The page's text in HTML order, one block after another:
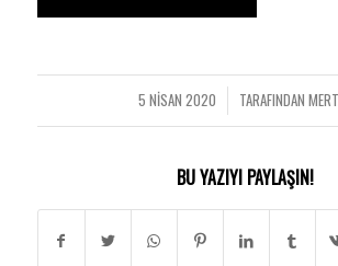
5 NISAN 2020
/ TARAFINDAN
BU YAZIYI PAYLAŞIN!